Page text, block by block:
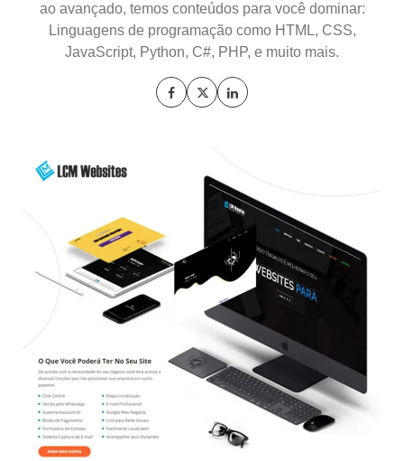
ao avançado, temos conteúdos para você dominar:
Linguagens de programação como HTML, CSS,
JavaScript, Python, C#, PHP, e muito mais.